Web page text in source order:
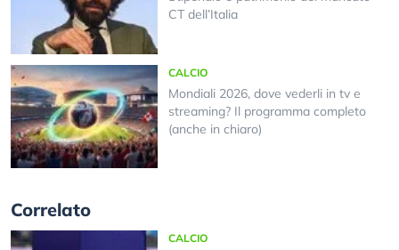
CT dell’Italia
CALCIO
Mondiali 2026, dove vederli in tv e
streaming? Il programma completo
(anche in chiaro)
Correlato
CALCIO